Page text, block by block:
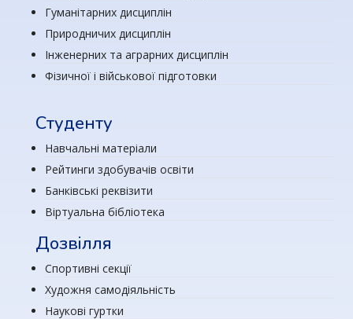
Гуманітарних дисциплін
Природничих дисциплін
Інженерних та аграрних дисциплін
Фізичної і військової підготовки
Студенту
Навчальні матеріали
Рейтинги здобувачів освіти
Банківські реквізити
Віртуальна бібліотека
Дозвілля
Спортивні секції
Художня самодіяльність
Наукові гуртки